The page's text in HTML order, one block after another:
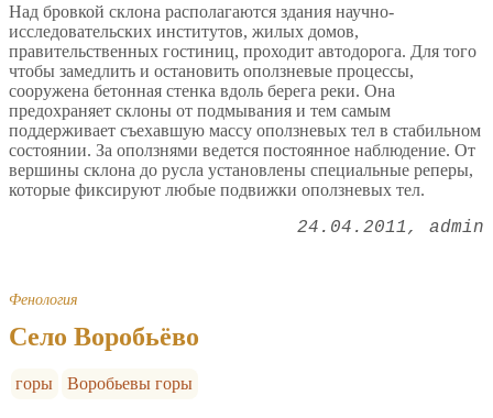
Над бровкой склона располагаются здания научно-
исследовательских институтов, жилых домов,
правительственных гостиниц, проходит автодорога. Для того
чтобы замедлить и остановить оползневые процессы,
сооружена бетонная стенка вдоль берега реки. Она
предохраняет склоны от подмывания и тем самым
поддерживает съехавшую массу оползневых тел в стабильном
состоянии. За оползнями ведется постоянное наблюдение. От
вершины склона до русла установлены специальные реперы,
которые фиксируют любые подвижки оползневых тел.
24.04.2011 admin
Фенология
Село Воробьёво
горы Воробьевы горы